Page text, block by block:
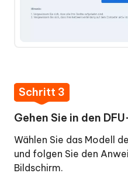
Schritt 3
Gehen Sie in den
Wählen Sie das Modell
und folgen Sie den
Bildschirm.